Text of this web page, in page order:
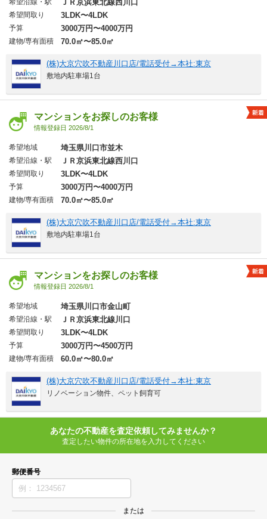
希望沿線・駅 ＪＲ京浜東北線西川口
希望間取り 3LDK〜4LDK
予算 3000万円〜4000万円
建物/専有面積 70.0㎡〜85.0㎡
(株)大京穴吹不動産川口店/電話受付→本社:東京
敷地内駐車場1台
マンションをお探しのお客様
情報登録日 2026/8/1
希望地域 埼玉県川口市並木
希望沿線・駅 ＪＲ京浜東北線西川口
希望間取り 3LDK〜4LDK
予算 3000万円〜4000万円
建物/専有面積 70.0㎡〜85.0㎡
(株)大京穴吹不動産川口店/電話受付→本社:東京
敷地内駐車場1台
マンションをお探しのお客様
情報登録日 2026/8/1
希望地域 埼玉県川口市金山町
希望沿線・駅 ＪＲ京浜東北線川口
希望間取り 3LDK〜4LDK
予算 3000万円〜4500万円
建物/専有面積 60.0㎡〜80.0㎡
(株)大京穴吹不動産川口店/電話受付→本社:東京
リノベーション物件、ペット飼育可
あなたの不動産を査定依頼してみませんか？
査定したい物件の所在地を入力してください
郵便番号
または